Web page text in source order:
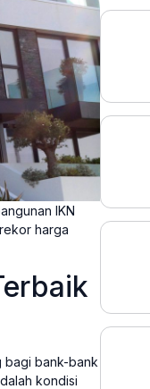
IKN
harga
bagi bank-bank
kondisi